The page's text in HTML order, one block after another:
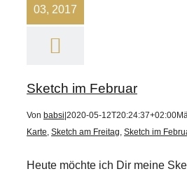
03, 2017
Sketch im Februar
Von babsi 2020-05-12T20:24:37+02:00
Karte, Sketch am Freitag, Sketch im
Heute möchte ich Dir meine